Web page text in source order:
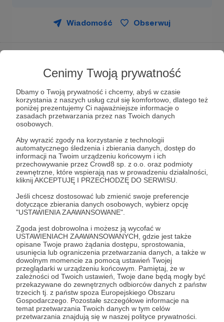
Cenimy Twoją prywatność
Dbamy o Twoją prywatność i chcemy, abyś w czasie
korzystania z naszych usług czuł się komfortowo, dlatego też
poniżej prezentujemy Ci najważniejsze informacje o
zasadach przetwarzania przez nas Twoich danych
osobowych.
Aby wyrazić zgody na korzystanie z technologii
automatycznego śledzenia i zbierania danych, dostęp do
informacji na Twoim urządzeniu końcowym i ich
przechowywanie przez Crowd8 sp. z o.o. oraz podmioty
zewnętrzne, które wspierają nas w prowadzeniu działalności,
kliknij AKCEPTUJĘ I PRZECHODZĘ DO SERWISU.
Jeśli chcesz dostosować lub zmienić swoje preferencje
dotyczące zbierania danych osobowych, wybierz opcję
"USTAWIENIA ZAAWANSOWANE".
Zgoda jest dobrowolna i możesz ją wycofać w
USTAWIENIACH ZAAWANSOWANYCH, gdzie jest także
opisane Twoje prawo żądania dostępu, sprostowania,
usunięcia lub ograniczenia przetwarzania danych, a także w
dowolnym momencie za pomocą ustawień Twojej
przeglądarki w urządzeniu końcowym. Pamiętaj, że w
zależności od Twoich ustawień, Twoje dane będą mogły być
przekazywane do zewnętrznych odbiorców danych z państw
trzecich tj. z państw spoza Europejskiego Obszaru
Gospodarczego. Pozostałe szczegółowe informacje na
temat przetwarzania Twoich danych w tym celów
przetwarzania znajdują się w naszej polityce prywatności.
Wiadomość Obserwuj
Poland Rebuilding
Mapa Polski do gryEuro Truck
Simulator 2.
Mapa Poland Rebuilding, będąca nakładką na
ProMods, to modyfikacja która kompletnie
przebudowuje tereny Polski. Prócz rozbudowy
sieci dróg, oferuje wiele nowych ciekawych miast,
mieścin i wsi do oraz z których śmiało można
pobierać zlecenia.
Historia projektu sięga 2013 roku, liczba członków
zespołu nigdy nie przekroczyła 5ciu osób. Od
przebudować całą Polskę w skali 1:19
odwzorowując przy tym charakterystyczne
obiekty, węzły drogowe, siatkę dróg oraz realia
drogowe z jakimi przychodzi zmagać się polskim
kierowcom na prawdziwych drogach.
Aktualny skład:
-Michaleczeq- Koordynator Zespołu
Rozwiń opis